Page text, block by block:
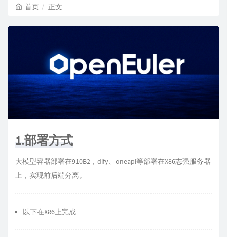
首页 正文
1.部署方式
大模型容器部署在910B2，dify、oneapi等部署在X86志强服务器
上，实现前后端分离。
以下在X86上完成